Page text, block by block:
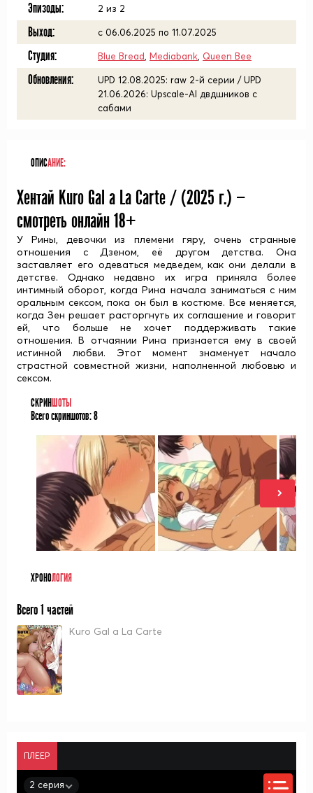
Эпизоды: 2 из 2
Выход: с 06.06.2025 по 11.07.2025
Студия: Blue Bread Mediabank Queen Bee
Обновления:
UPD 12.08.2025: raw 2-й серии / UPD
21.06.2026: Upscale-AI двдшников с
сабами
ОПИСАНИЕ:
Хентай Kuro Gal a La Carte / (2025 г.) —
смотреть онлайн 18+
У Рины, девочки из племени гяру, очень странные
отношения с Дзеном, её другом детства. Она
заставляет его одеваться медведем, как они делали в
детстве. Однако недавно их игра приняла более
интимный оборот, когда Рина начала заниматься с ним
оральным сексом, пока он был в костюме. Все меняется,
когда Зен решает расторгнуть их соглашение и говорит
ей, что больше не хочет поддерживать такие
отношения. В отчаянии Рина признается ему в своей
истинной любви. Этот момент знаменует начало
страстной совместной жизни, наполненной любовью и
сексом.
СКРИН ШОТЫ
Всего скриншотов:8
ХРОНОЛОГИЯ
Всего 1 частей
Kuro Gal a La Carte
ПЛЕЕР
2 серия